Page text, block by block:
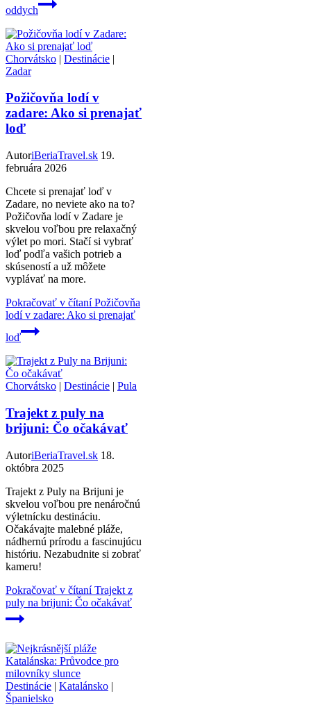
oddych
Chorvátsko | Destinácie |
Zadar
Požičovňa lodí v
zadare: Ako si prenajať
loď
AutoriBeriaTravel.sk 19.
februára 2026
Chcete si prenajať loď v
Zadare, no neviete ako na to?
Požičovňa lodí v Zadare je
skvelou voľbou pre relaxačný
výlet po mori. Stačí si vybrať
loď podľa vašich potrieb a
skúseností a už môžete
vyplávať na more.
Pokračovať v čítaníPožičovňa
lodí v zadare: Ako si prenajať
loď
Chorvátsko | Destinácie | Pula
Trajekt z puly na
brijuni: Čo očakávať
AutoriBeriaTravel.sk 18.
októbra 2025
Trajekt z Puly na Brijuni je
skvelou voľbou pre nenáročnú
výletnícku destináciu.
Očakávajte malebné pláže,
nádhernú prírodu a fascinujúcu
históriu. Nezabudnite si zobrať
kameru!
Pokračovať v čítaníTrajekt z
puly na brijuni: Čo očakávať
Destinácie | Katalánsko |
Španielsko